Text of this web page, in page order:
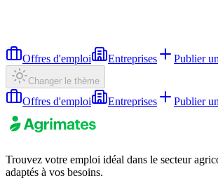
Offres d'emploi Entreprises Publier
Changer le thème
Offres d'emploi Entreprises Publier
Trouvez votre emploi idéal dans le secteur
adaptés à vos besoins.